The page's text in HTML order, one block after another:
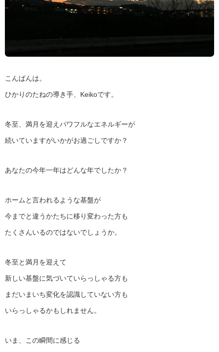
こんばんは。
ひかりのたねの導き手、Keikoです。
冬至、満月を迎えパワフルなエネルギーが
続いていますがいかがお過ごしですか？
あなたの今年一年はどんな年でしたか？
ホームと言われるような基盤が
今までと違うかたちに移り変わった方も
たくさんいるのではないでしょうか。
冬至と満月を迎えて
新しい基盤に気づいていらっしゃる方も
まだいまいち変化を認識していない方も
いらっしゃるかもしれません。
いま、この瞬間に感じる